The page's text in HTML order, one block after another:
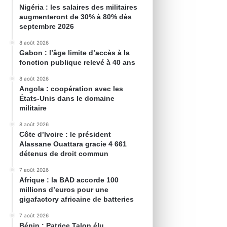
Nigéria : les salaires des militaires
augmenteront de 30% à 80% dès
septembre 2026
8 août 2026
Gabon : l’âge limite d’accès à la
fonction publique relevé à 40 ans
8 août 2026
Angola : coopération avec les
États-Unis dans le domaine
militaire
8 août 2026
Côte d’Ivoire : le président
Alassane Ouattara gracie 4 661
détenus de droit commun
7 août 2026
Afrique : la BAD accorde 100
millions d’euros pour une
gigafactory africaine de batteries
7 août 2026